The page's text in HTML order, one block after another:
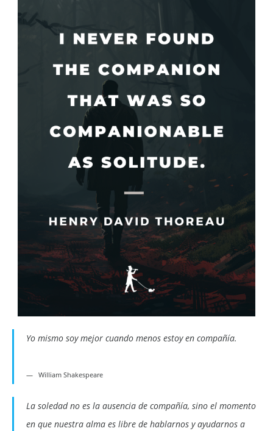
Yo mismo soy mejor cuando menos estoy en compañía.
William Shakespeare
La soledad no es la ausencia de compañía, sino el momento
en que nuestra alma es libre de hablarnos y ayudarnos a